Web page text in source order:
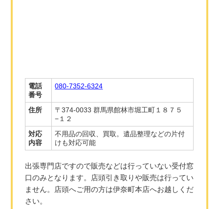
電話
番号
080-7352-6324
住所
〒374-0033 群馬県館林市堀工町１８７５
−１２
対応
内容
不用品の回収、買取。遺品整理などの片付
けも対応可能
出張専門店ですので販売などは行っていない受付窓
口のみとなります。店頭引き取りや販売は行ってい
ません。店頭へご用の方は伊奈町本店へお越しくだ
さい。